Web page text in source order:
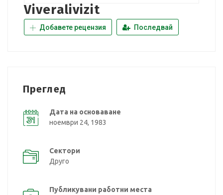
Viveralivizit
Добавете рецензия Последвай
Преглед
Дата на основаване
ноември 24, 1983
Сектори
Друго
Публикувани работни места